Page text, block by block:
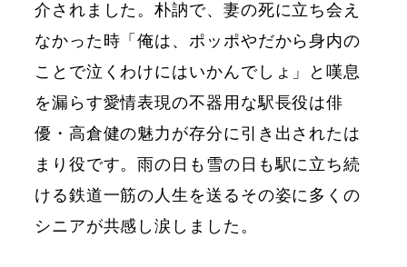
介されました。朴訥で、妻の死に立ち会え
なかった時「俺は、ポッポやだから身内の
ことで泣くわけにはいかんでしょ」と嘆息
を漏らす愛情表現の不器用な駅長役は俳
優・高倉健の魅力が存分に引き出されたは
まり役です。雨の日も雪の日も駅に立ち続
ける鉄道一筋の人生を送るその姿に多くの
シニアが共感し涙しました。